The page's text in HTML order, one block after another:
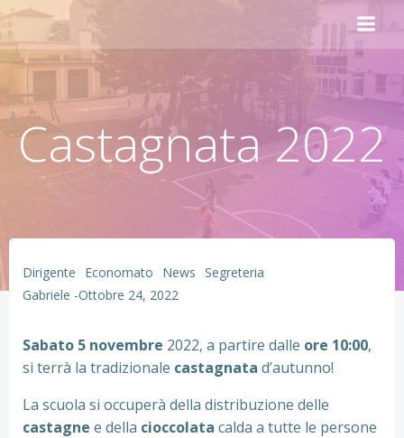
contenuto
Castagnata 2022
Dirigente Economato News Segreteria
Gabriele -Ottobre 24, 2022
Sabato 5 novembre 2022, a partire dalle ore 10:00,
si terrà la tradizionale castagnata d’autunno!
La scuola si occuperà della distribuzione delle
castagne e della cioccolata calda a tutte le persone